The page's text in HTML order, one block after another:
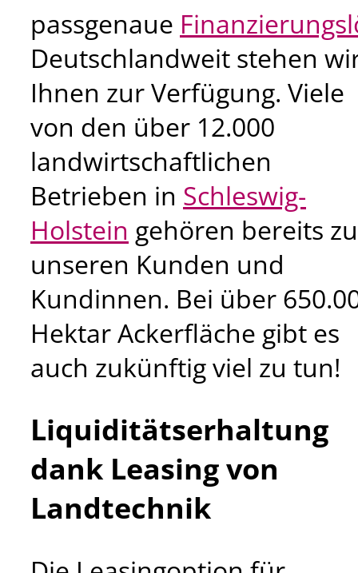
passgenaue
Deutschlandweit stehen
Ihnen zur Verfügung. Viele
von den über 12.000
landwirtschaftlichen
Betrieben in Schleswig-
Holstein gehören bereits zu
unseren Kunden und
Kundinnen. Bei über
Hektar Ackerfläche gibt es
auch zukünftig viel zu tun!
Liquiditätserhaltung
dank Leasing von
Landtechnik